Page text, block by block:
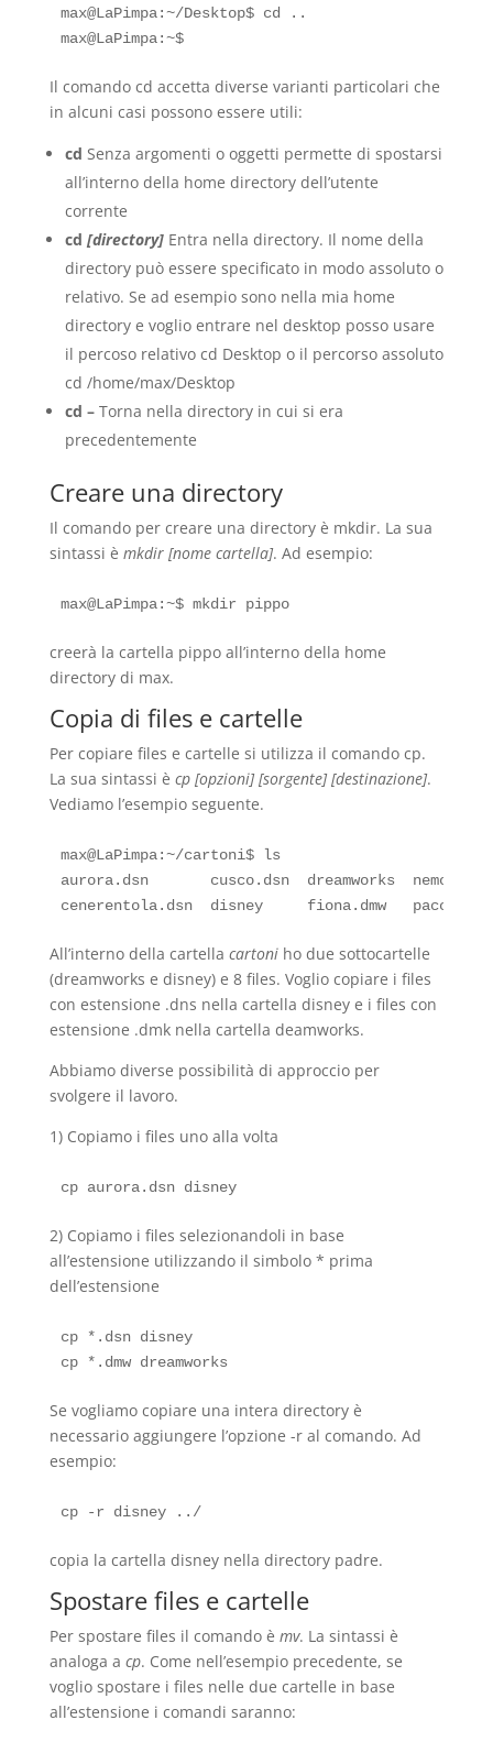
max@LaPimpa:~/Desktop$ cd ..
max@LaPimpa:~$
Il comando cd accetta diverse varianti particolari che
in alcuni casi possono essere utili:
cd Senza argomenti o oggetti permette di spostarsi
all’interno della home directory dell’utente
corrente
cd [directory]Entra nella directory. Il nome della
directory può essere specificato in modo assoluto o
relativo. Se ad esempio sono nella mia home
directory e voglio entrare nel desktop posso usare
il percoso relativo cd Desktop o il percorso assoluto
cd /home/max/Desktop
cd –Torna nella directory in cui si era
precedentemente
Creare una directory
Il comando per creare una directory è mkdir. La sua
sintassi è mkdir [nome cartella]. Ad esempio:
max@LaPimpa:~$ mkdir pippo
creerà la cartella pippo all’interno della home
directory di max.
Copia di files e cartelle
Per copiare files e cartelle si utilizza il comando cp.
La sua sintassi è cp [opzioni] [sorgente] [destinazione].
Vediamo l’esempio seguente.
max@LaPimpa:~/cartoni$ ls
aurora.dsn       cusco.dsn  dreamworks  nemo.dsn
All’interno della cartella cartoniho due sottocartelle
(dreamworks e disney) e 8 files. Voglio copiare i files
con estensione .dns nella cartella disney e i files con
estensione .dmk nella cartella deamworks.
Abbiamo diverse possibilità di approccio per
svolgere il lavoro.
1) Copiamo i files uno alla volta
cp aurora.dsn disney
2) Copiamo i files selezionandoli in base
all’estensione utilizzando il simbolo * prima
dell’estensione
cp *.dsn disney
Se vogliamo copiare una intera directory è
necessario aggiungere l’opzione -r al comando. Ad
esempio:
cp -r disney ../
copia la cartella disney nella directory padre.
Spostare files e cartelle
Per spostare files il comando è mv. La sintassi è
analoga a cp. Come nell’esempio precedente, se
voglio spostare i files nelle due cartelle in base
all’estensione i comandi saranno: